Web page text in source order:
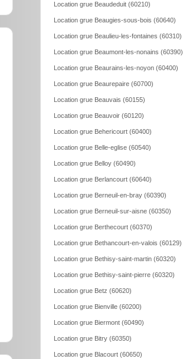
Location grue Beaudeduit (60210)
Location grue Beaugies-sous-bois (60640)
Location grue Beaulieu-les-fontaines (60310)
Location grue Beaumont-les-nonains (60390)
Location grue Beaurains-les-noyon (60400)
Location grue Beaurepaire (60700)
Location grue Beauvais (60155)
Location grue Beauvoir (60120)
Location grue Behericourt (60400)
Location grue Belle-eglise (60540)
Location grue Belloy (60490)
Location grue Berlancourt (60640)
Location grue Berneuil-en-bray (60390)
Location grue Berneuil-sur-aisne (60350)
Location grue Berthecourt (60370)
Location grue Bethancourt-en-valois (60129)
Location grue Bethisy-saint-martin (60320)
Location grue Bethisy-saint-pierre (60320)
Location grue Betz (60620)
Location grue Bienville (60200)
Location grue Biermont (60490)
Location grue Bitry (60350)
Location grue Blacourt (60650)